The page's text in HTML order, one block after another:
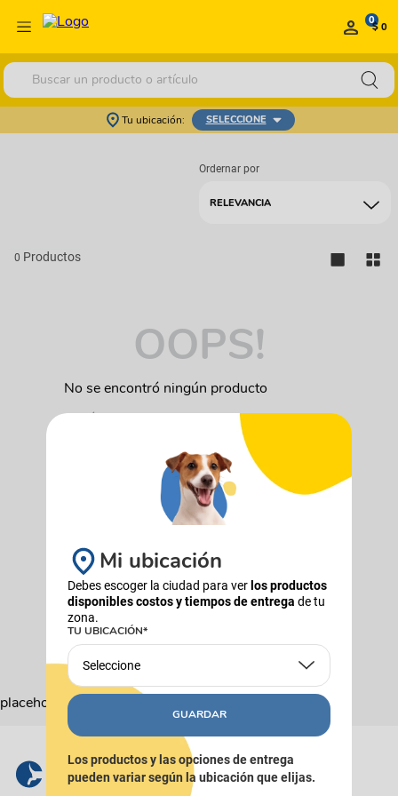
0$ 0
Buscar un producto o artículo
Tu ubicación: SELECCIONE
RELEVANCIA
0
OOPS!
No se encontró ningún producto
¿Qué debo hacer?
Comprueba los términos ingresados
Intenta utilizar una sola palabra
Utiliza términos genéricos en la
Intenta buscar sinónimos del término
placeholder
Mi ubicación
Debes escoger la ciudad para verlos productos
disponibles costos y tiempos de entrega de tu
zona.
TU UBICACIÓN*
Seleccione
GUARDAR
Los productos y las opciones de entrega
pueden variar según la ubicación que elijas.